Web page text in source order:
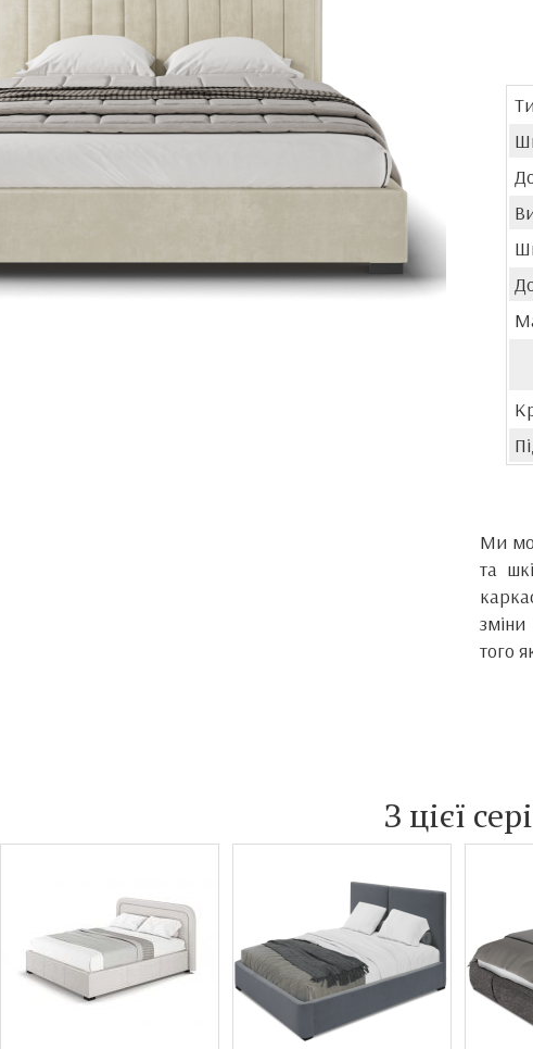
Ми
та
того
З цієї